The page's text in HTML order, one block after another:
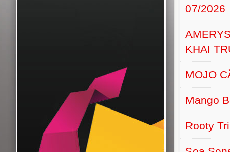
07/2026
KHAI
MOJO
Mango
Rooty